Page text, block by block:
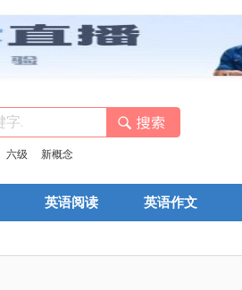
六级 新概念
英语阅读 英语作文